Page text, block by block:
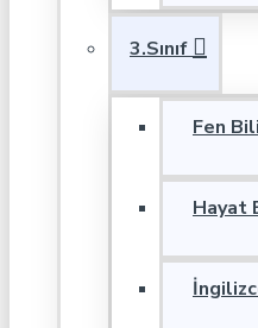
3.Sınıf
Fen
Hayat